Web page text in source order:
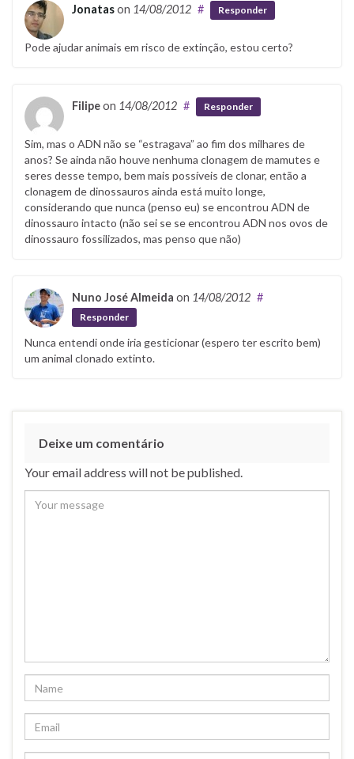
Jonatason 14/08/2012 # Responder
Pode ajudar animais em risco de extinção, estou certo?
Filipeon 14/08/2012 # Responder
Sim, mas o ADN não se “estragava” ao fim dos milhares de
anos? Se ainda não houve nenhuma clonagem de mamutes e
seres desse tempo, bem mais possíveis de clonar, então a
clonagem de dinossauros ainda está muito longe,
considerando que nunca (penso eu) se encontrou ADN de
dinossauro intacto (não sei se se encontrou ADN nos ovos de
dinossauro fossilizados, mas penso que não)
Nuno José Almeida on 14/08/2012 #
Responder
Nunca entendi onde iria gesticionar (espero ter escrito bem)
um animal clonado extinto.
Deixe um comentário
Your email address will not be published.